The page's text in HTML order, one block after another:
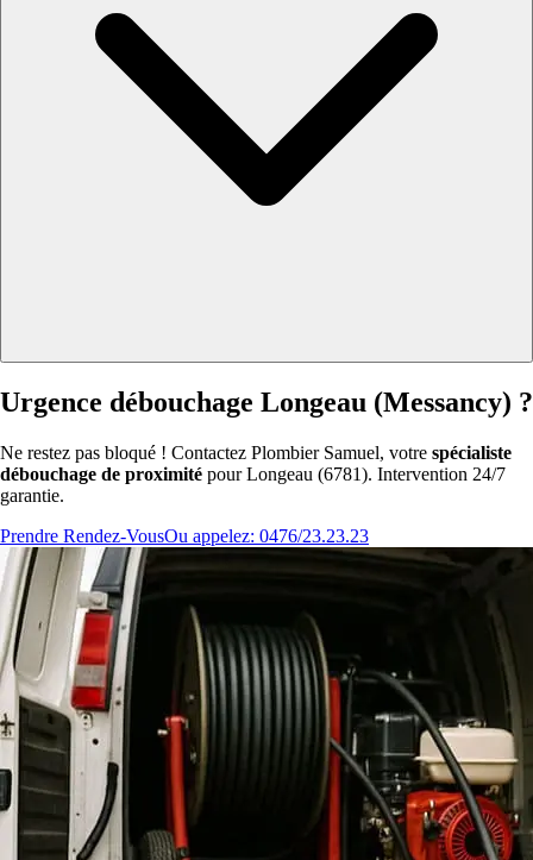
Urgence débouchage Longeau (Messancy) ?
Ne restez pas bloqué ! Contactez Plombier Samuel, votre spécialiste
débouchage de proximité pour Longeau (6781). Intervention 24/7
garantie.
Prendre Rendez-VousOu appelez: 0476/23.23.23